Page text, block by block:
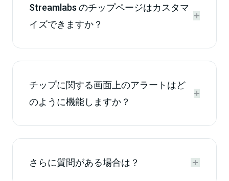
Streamlabs のチップページはカスタマ
イズできますか？


チップに関する画面上のアラートはど
のように機能しますか？


さらに質問がある場合は？ 
